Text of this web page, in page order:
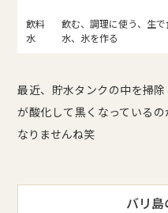
飲料
水
飲む、調理に使う、生
水、氷を作る
最近、貯水タンクの中を掃
が酸化して黒くなっている
なりませんね笑
バリ